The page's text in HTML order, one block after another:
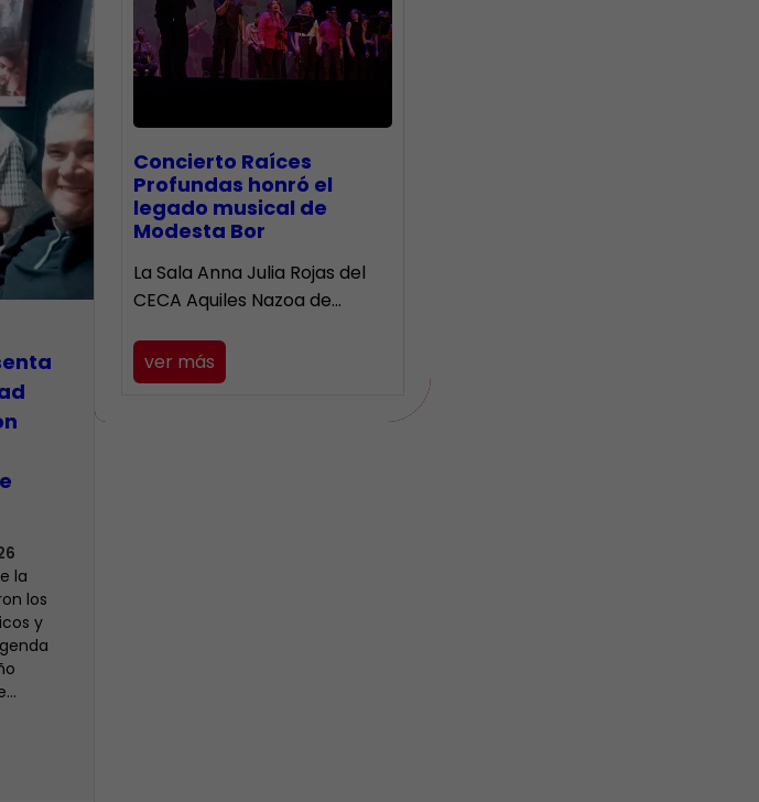
la
los
y
​Concierto Raíces
Profundas honró el
legado musical de
Modesta Bor
La Sala Anna Julia Rojas del
CECA Aquiles Nazoa de…
ver más